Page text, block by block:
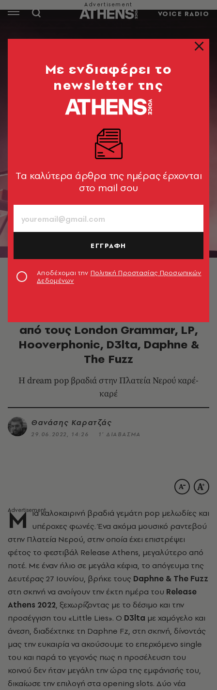
VOICE RADIO
από τους London Grammar, LP,
Hooverphonic, D3lta, Daphne &
The Fuzz
Η dream pop βραδιά στην Πλατεία Νερού καρέ-
καρέ
Θανάσης Καρατζάς
29.06.2022, 14:26 1’ ΔΙΑΒΑΣΜΑ
Μ ια καλοκαιρινή βραδιά γεμάτη pop μελωδίες και
υπέροχες φωνές. Ένα ακόμα μουσικό ραντεβού
στην Πλατεία Νερού, στην οποία έχει επιστρέψει
φέτος το φεστιβάλ Release Athens, μεγαλύτερο από
ποτέ. Με έναν ήλιο σε μεγάλα κέφια, το απόγευμα της
Δευτέρας 27 Ιουνίου, βρήκε τους Daphne & The Fuzz
στη σκηνή να ανοίγουν την έκτη ημέρα του Release
Athens 2022, ξεχωρίζοντας με το δέσιμο και την
προσέγγιση του «Little Lies». Ο D3lta με χαμόγελο και
άνεση, διαδέχτηκε τη Daphne Fz, στη σκηνή, δίνοντάς
μας την ευκαιρία να ακούσουμε το επερχόμενο single
του και παρά το γεγονός πως η προσέλευση του
κοινού δεν ήταν μεγάλη την ώρα της εμφάνισής του,
δικαίωσε την επιλογή στα opening slots. Δύο νέα
Mε ενδιαφέρει το
newsletter της
Tα καλύτερα άρθρα της ημέρας έρχονται
στο mail σου
ΕΓΓΡΑΦΗ
Αποδέχομαι την Πολιτική Προστασίας Προσωπικών
Δεδομένων